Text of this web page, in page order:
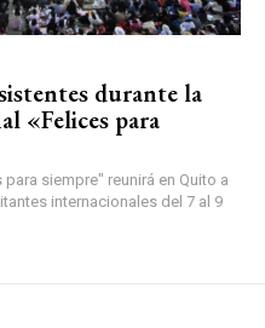
durante la
«Felices para
siempre" reunirá en Quito a
internacionales del 7 al 9